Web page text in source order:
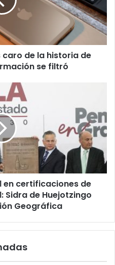
caro de la historia de
se filtró
en certificaciones de
Sidra de Huejotzingo
Geográfica